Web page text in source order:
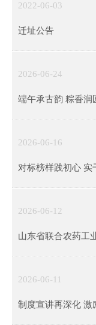
2022-06-03
迁址公告
2026-06-24
端午承古韵 粽香
2026-06-16
对标榜样践初心 实
2026-06-12
山东省联合农药工
响评价第二次公示
2026-06-11
制度宣讲再深化